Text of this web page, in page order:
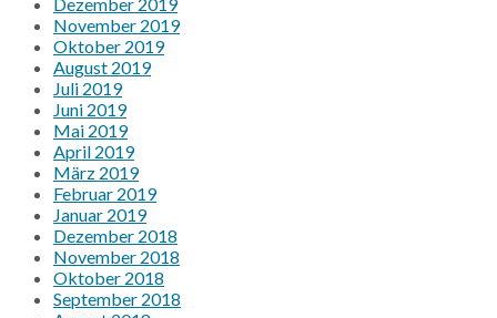
November 2019
Oktober 2019
August 2019
Juli 2019
Juni 2019
Mai 2019
April 2019
März 2019
Februar 2019
Januar 2019
Dezember 2018
November 2018
Oktober 2018
September 2018